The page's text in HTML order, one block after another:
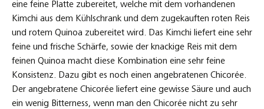
eine feine Platte zubereitet, welche mit dem vorhandenen
Kimchi aus dem Kühlschrank und dem zugekauften roten Reis
und rotem Quinoa zubereitet wird. Das Kimchi liefert eine sehr
feine und frische Schärfe, sowie der knackige Reis mit dem
feinen Quinoa macht diese Kombination eine sehr feine
Konsistenz. Dazu gibt es noch einen angebratenen Chicorée.
Der angebratene Chicorée liefert eine gewisse Säure und auch
ein wenig Bitterness, wenn man den Chicorée nicht zu sehr